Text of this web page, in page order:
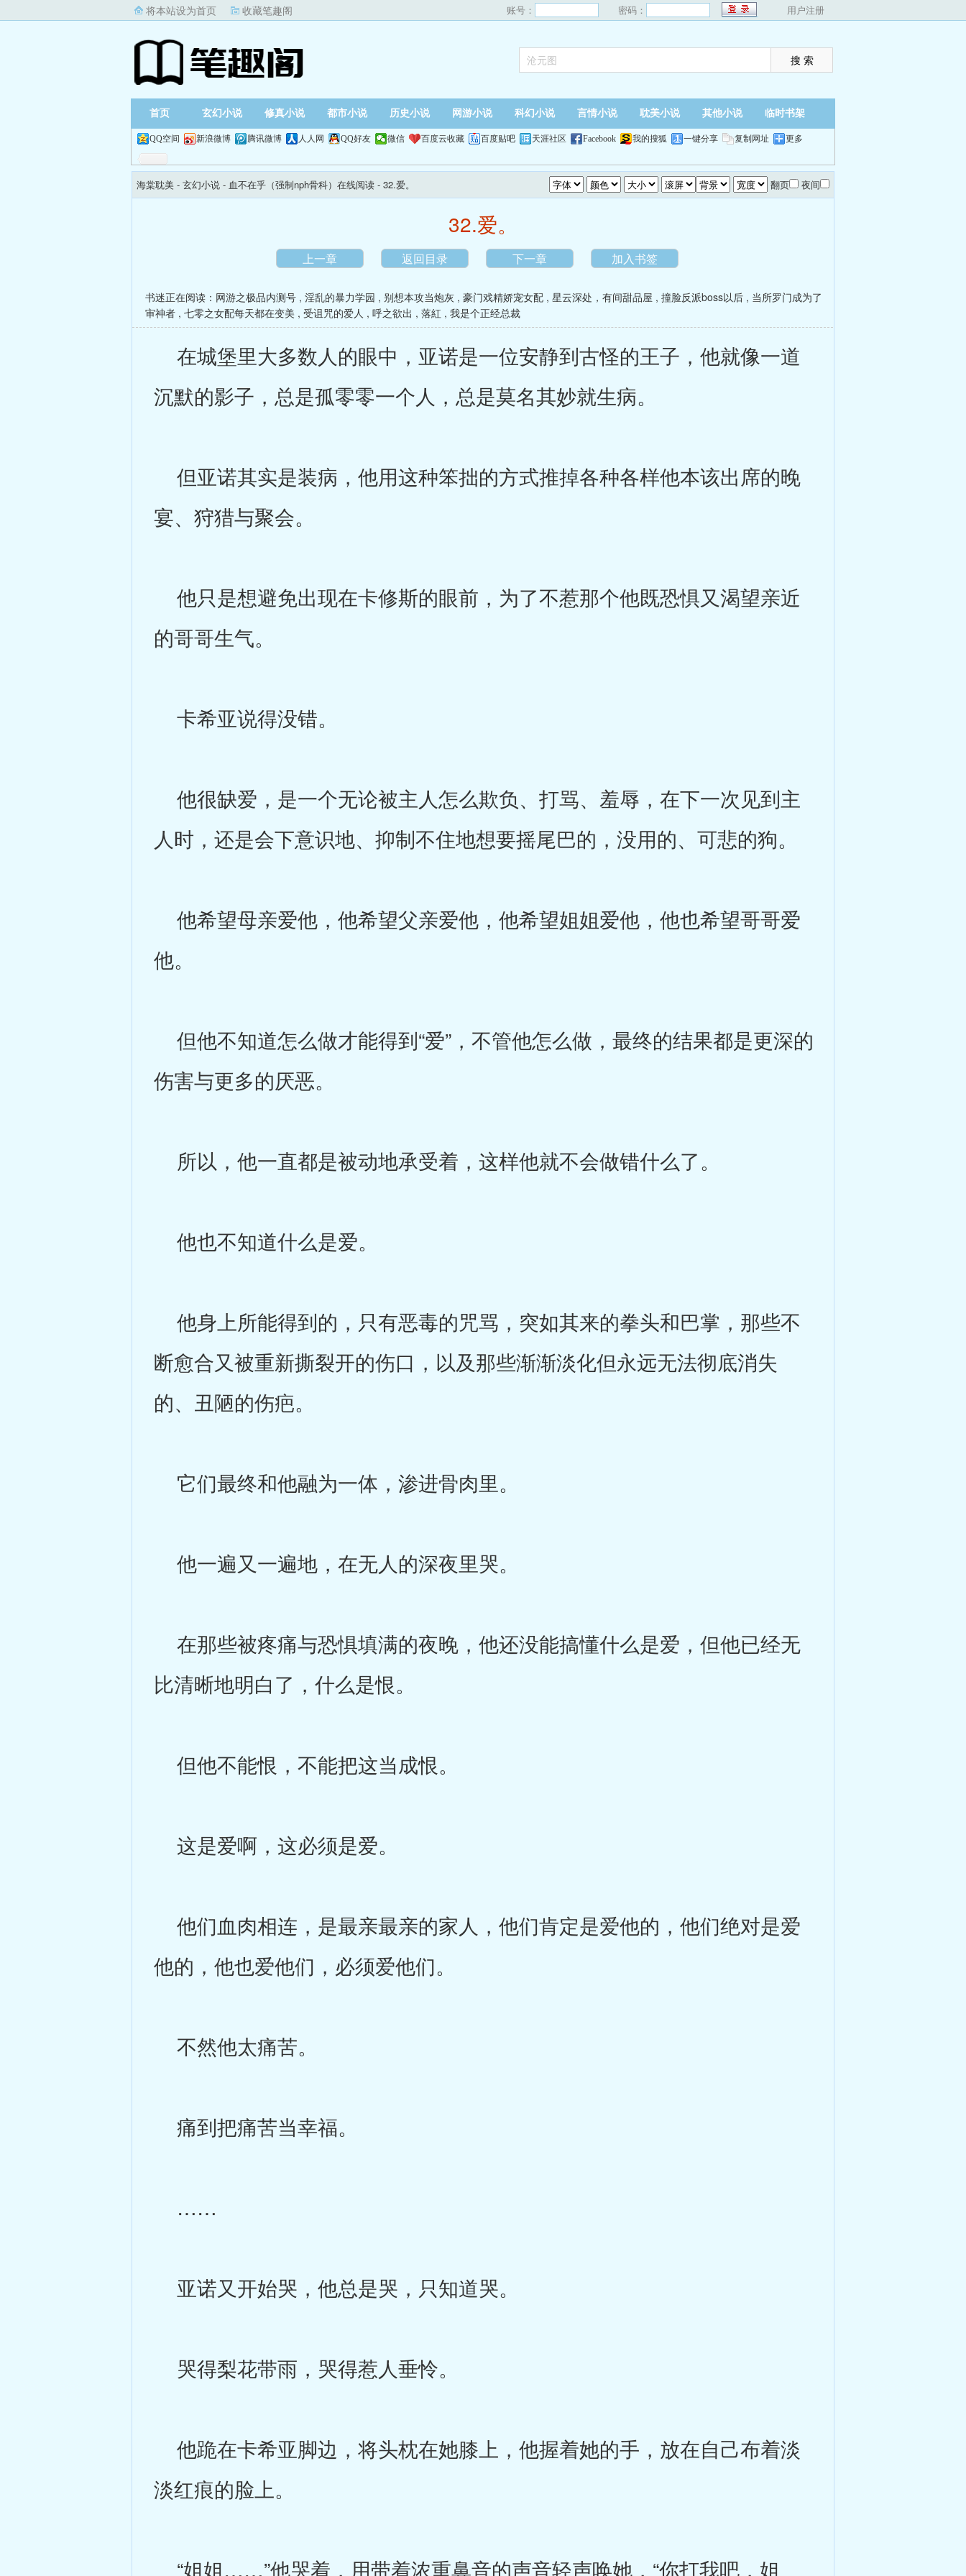
将本站设为首页 收藏笔趣阁 账号： 密码： 用户注册
首页 玄幻小说 修真小说 都市小说 历史小说 网游小说 科幻小说 言情小说 耽美小说 其他小说 临时书架
QQ空间 新浪微博 腾讯微博 人人网 QQ好友 微信 百度云收藏 百度贴吧 天涯社区 Facebook 我的搜狐 一键分享 复制网址 更多
海棠耽美 - 玄幻小说 - 血不在乎（强制nph骨科）在线阅读 - 32.爱。 翻页 夜间
32.爱。
上一章 返回目录 下一章 加入书签
书迷正在阅读： 网游之极品内测号 , 淫乱的暴力学园 , 别想本攻当炮灰 , 豪门戏精娇宠女配 , 星云深处，有间甜品屋 , 撞脸反派boss以后 , 当所罗门成为了
审神者 , 七零之女配每天都在变美 , 受诅咒的爱人 , 呼之欲出 , 落紅 , 我是个正经总裁
在城堡里大多数人的眼中，亚诺是一位安静到古怪的王子，他就像一道
沉默的影子，总是孤零零一个人，总是莫名其妙就生病。
但亚诺其实是装病，他用这种笨拙的方式推掉各种各样他本该出席的晚
宴、狩猎与聚会。
他只是想避免出现在卡修斯的眼前，为了不惹那个他既恐惧又渴望亲近
的哥哥生气。
卡希亚说得没错。
他很缺爱，是一个无论被主人怎么欺负、打骂、羞辱，在下一次见到主
人时，还是会下意识地、抑制不住地想要摇尾巴的，没用的、可悲的狗。
他希望母亲爱他，他希望父亲爱他，他希望姐姐爱他，他也希望哥哥爱
他。
但他不知道怎么做才能得到“爱”，不管他怎么做，最终的结果都是更深的
伤害与更多的厌恶。
所以，他一直都是被动地承受着，这样他就不会做错什么了。
他也不知道什么是爱。
他身上所能得到的，只有恶毒的咒骂，突如其来的拳头和巴掌，那些不
断愈合又被重新撕裂开的伤口，以及那些渐渐淡化但永远无法彻底消失
的、丑陋的伤疤。
它们最终和他融为一体，渗进骨肉里。
他一遍又一遍地，在无人的深夜里哭。
在那些被疼痛与恐惧填满的夜晚，他还没能搞懂什么是爱，但他已经无
比清晰地明白了，什么是恨。
但他不能恨，不能把这当成恨。
这是爱啊，这必须是爱。
他们血肉相连，是最亲最亲的家人，他们肯定是爱他的，他们绝对是爱
他的，他也爱他们，必须爱他们。
不然他太痛苦。
痛到把痛苦当幸福。
……
亚诺又开始哭，他总是哭，只知道哭。
哭得梨花带雨，哭得惹人垂怜。
他跪在卡希亚脚边，将头枕在她膝上，他握着她的手，放在自己布着淡
淡红痕的脸上。
“姐姐……”他哭着，用带着浓重鼻音的声音轻声唤她，“你打我吧，姐